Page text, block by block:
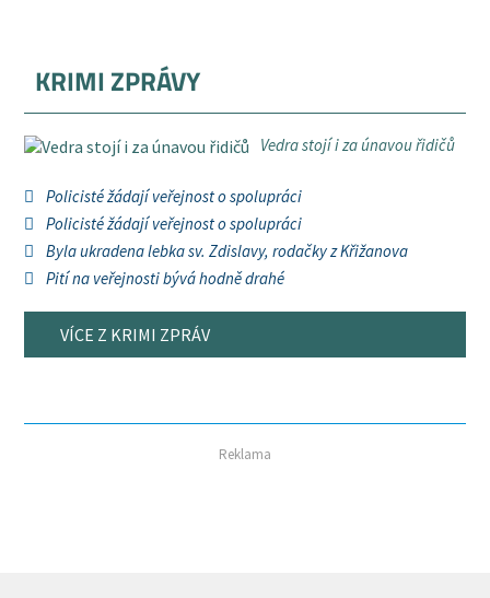
KRIMI ZPRÁVY
Vedra stojí i za únavou řidičů
Policisté žádají veřejnost o spolupráci
Policisté žádají veřejnost o spolupráci
Byla ukradena lebka sv. Zdislavy, rodačky z Křižanova
Pití na veřejnosti bývá hodně drahé
VÍCE Z KRIMI ZPRÁV
Reklama